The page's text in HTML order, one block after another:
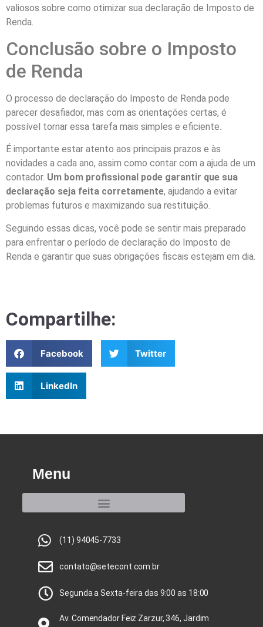
valiosos sobre como otimizar sua declaração de Imposto de
Renda.
Conclusão sobre o Imposto
de Renda
O processo de declaração do Imposto de Renda pode
parecer desafiador, mas com as orientações certas, é
possível tornar essa tarefa mais simples e eficiente.
É importante estar atento aos principais prazos e às
novidades a cada ano, assim como contar com a ajuda de um
contador. Um bom profissional pode garantir que sua
declaração seja feita corretamente, ajudando a evitar
problemas futuros e maximizando sua restituição.
Seguindo essas dicas, você pode se sentir mais preparado
para enfrentar o período de declaração do Imposto de
Renda e garantir que suas obrigações fiscais estejam em dia.
Compartilhe:
Facebook Twitter
LinkedIn
Menu
(11) 94045-7733
contato@setecont.com.br
Segunda a Sexta-feira das 9:00 as 18:00
Av. Comendador Feiz Zarzur, 346, Jardim